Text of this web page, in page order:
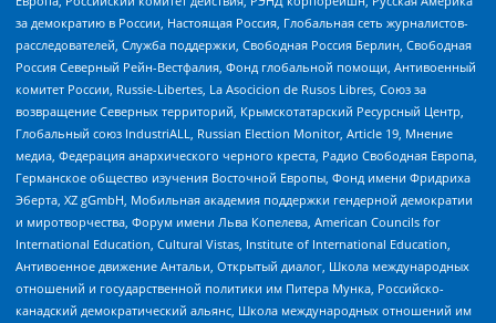
за демократию в России, Настоящая Россия, Глобальная сеть журналистов-
расследователей, Служба поддержки, Свободная Россия Берлин, Свободная
Россия Северный Рейн-Вестфалия, Фонд глобальной помощи, Антивоенный
комитет России, Russie-Libertes, La Asocicion de Rusos Libres, Союз за
возвращение Северных территорий, Крымскотатарский Ресурсный Центр,
Глобальный союз IndustriALL, Russian Election Monitor, Article 19, Мнение
медиа, Федерация анархического черного креста, Радио Свободная Европа,
Германское общество изучения Восточной Европы, Фонд имени Фридриха
Эберта, XZ gGmbH, Мобильная академия поддержки гендерной демократии
и миротворчества, Форум имени Льва Копелева, American Councils for
International Education, Cultural Vistas, Institute of International Education,
Антивоенное движение Антальи, Открытый диалог, Школа международных
отношений и государственной политики им Питера Мунка, Российско-
канадский демократический альянс, Школа международных отношений им